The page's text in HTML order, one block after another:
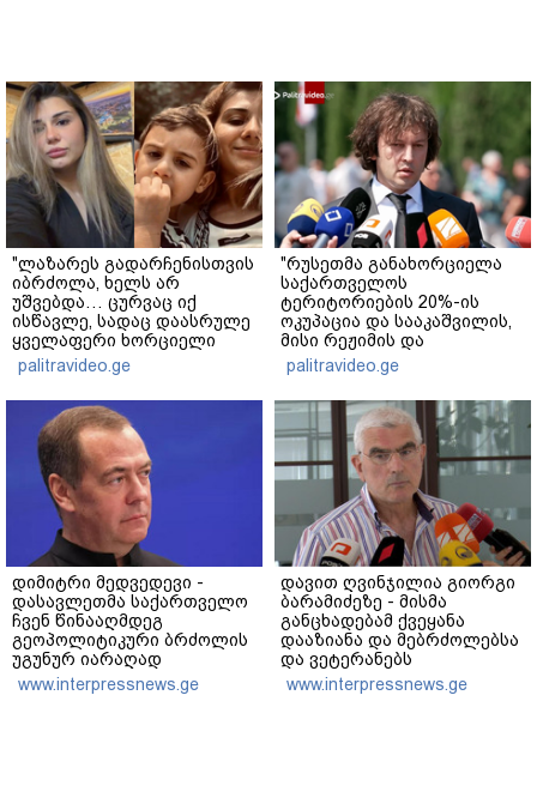
"ლაზარეს გადარჩენისთვის
იბრძოლა, ხელს არ
უშვებდა… ცურვაც იქ
ისწავლე, სადაც დაასრულე
ყველაფერი ხორციელი
ცხოვრებიდან" – რას წერს
ხობში დაღუპული დედა-
შვილის ახლობელი?
palitravideo.ge
"რუსეთმა განახორციელა
საქართველოს
ტერიტორიების 20%-ის
ოკუპაცია და სააკაშვილის,
მისი რეჟიმის და
"ნაცმოძრაობის" ღალატი
ვერანაირად ვერ
გადაფარავს ამ
დანაშაულს" - ირაკლი
კობახიძე
palitravideo.ge
დიმიტრი მედვედევი -
დასავლეთმა საქართველო
ჩვენ წინააღმდეგ
გეოპოლიტიკური ბრძოლის
უგუნურ იარაღად
გამოიყენა იმ მომენტში,
როდესაც ეს მისთვის
www.interpressnews.ge
დავით ღვინჯილია გიორგი
ბარამიძეზე - მისმა
განცხადებამ ქვეყანა
დააზიანა და მებრძოლებსა
და ვეტერანებს
შეურაცხყოფა მიაყენა
www.interpressnews.ge